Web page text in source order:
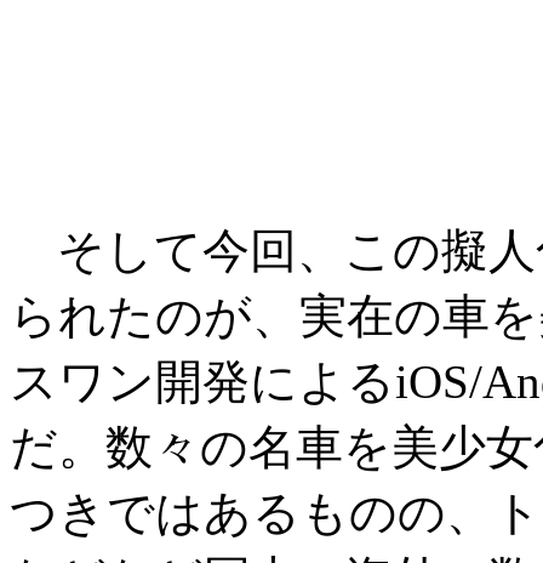
そして今回、この擬
られたのが、実在の車
スワン開発によるiOS/
だ。数々の名車を美少
つきではあるものの、